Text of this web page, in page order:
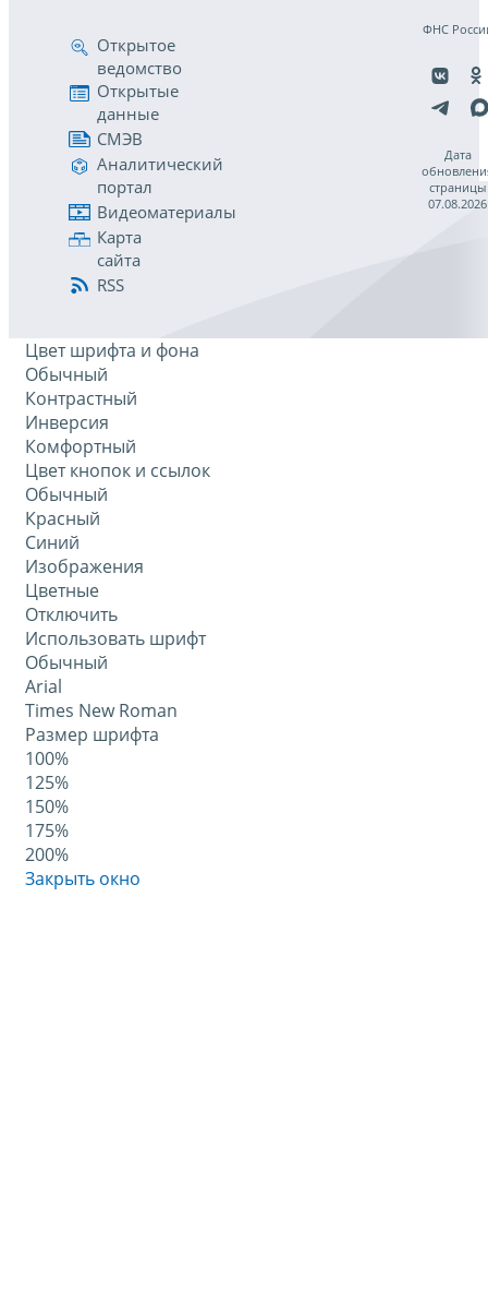
Открытое
ведомство
Открытые
данные
СМЭВ
Аналитический
портал
Видеоматериалы
Карта
сайта
RSS
ФНС
Дата
страницы
07.08.2026
Цвет шрифта и фона
Обычный
Контрастный
Инверсия
Комфортный
Цвет кнопок и ссылок
Обычный
Красный
Синий
Изображения
Цветные
Отключить
Использовать шрифт
Обычный
Arial
Times New Roman
Размер шрифта
100%
125%
150%
175%
200%
Закрыть окно